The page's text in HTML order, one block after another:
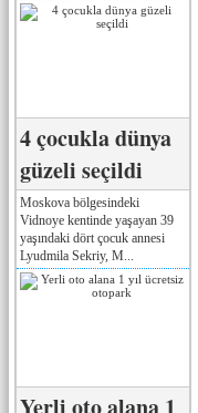
4 çocukla dünya
güzeli seçildi
Moskova bölgesindeki
Vidnoye kentinde yaşayan 39
yaşındaki dört çocuk annesi
Lyudmila Sekriy, M...
Yerli oto alana 1